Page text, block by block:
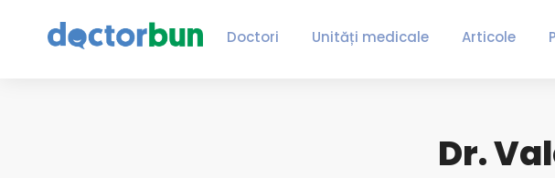
Doctori Unități medicale Articole
Dr.